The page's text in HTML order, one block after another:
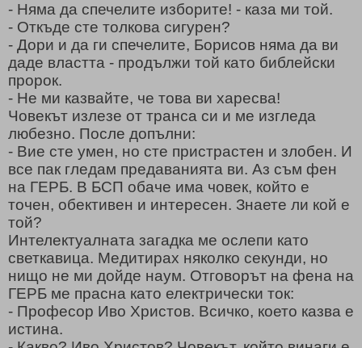
- Няма да спечелите изборите! - каза ми той.
- Откъде сте толкова сигурен?
- Дори и да ги спечелите, Борисов няма да ви
даде властта - продължи той като библейски
пророк.
- Не ми казвайте, че това ви харесва!
Човекът излезе от транса си и ме изгледа
любезно. После допълни:
- Вие сте умен, но сте пристрастен и злобен. И
все пак гледам предаванията ви. Аз съм фен
на ГЕРБ. В БСП обаче има човек, който е
точен, обективен и интересен. Знаете ли кой е
той?
Интелектуалната загадка ме ослепи като
светкавица. Медитирах няколко секунди, но
нищо не ми дойде наум. Отговорът на фена на
ГЕРБ ме прасна като електрически ток:
- Професор Иво Христов. Всичко, което казва е
истина.